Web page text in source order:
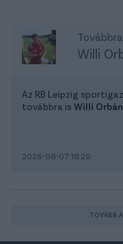
Willi
Az RB Leipzig
továbbra is Willi
2026-08-07 18:20
TOVÁBB